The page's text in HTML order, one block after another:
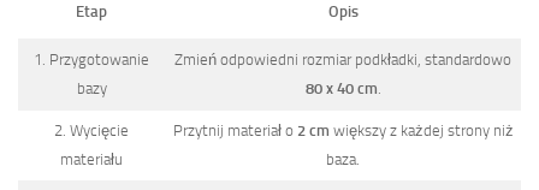
Etap Opis
1. Przygotowanie
bazy
Zmień odpowiedni rozmiar podkładki, standardowo
80 x 40 cm
2. Wycięcie
materiału
Przytnij materiał o 2 cm większy z każdej strony niż
baza.